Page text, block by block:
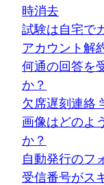
時消去
試験は自宅で
アカウント解
何通の回答を
か？
欠席遅刻連絡
画像はどのよ
か？
自動発行のフ
受信番号がス